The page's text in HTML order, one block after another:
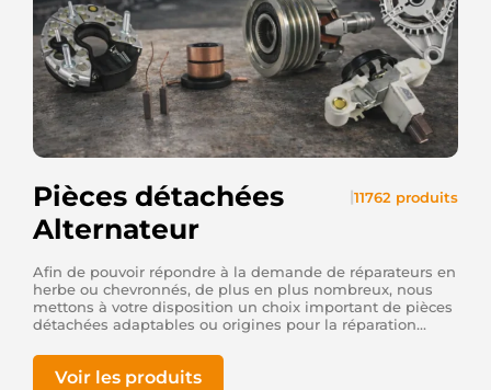
Pièces détachées
Alternateur
|11762 produits
Afin de pouvoir répondre à la demande de réparateurs en
herbe ou chevronnés, de plus en plus nombreux, nous
mettons à votre disposition un choix important de pièces
détachées adaptables ou origines pour la réparation...
Voir les produits